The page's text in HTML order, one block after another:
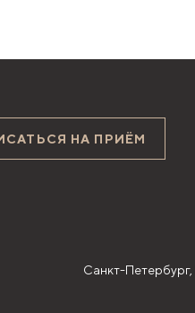
НА ПРИЁМ
Санкт-Петербург,